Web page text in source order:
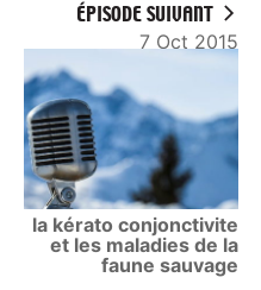
ÉPISODE SUIVANT
7 Oct 2015
la kérato conjonctivite
et les maladies de la
faune sauvage